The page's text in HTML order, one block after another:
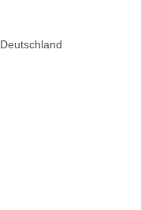
Deutschland